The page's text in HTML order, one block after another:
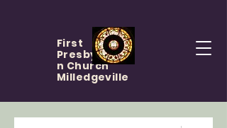
First
Presbyteria
n Church
Milledgeville